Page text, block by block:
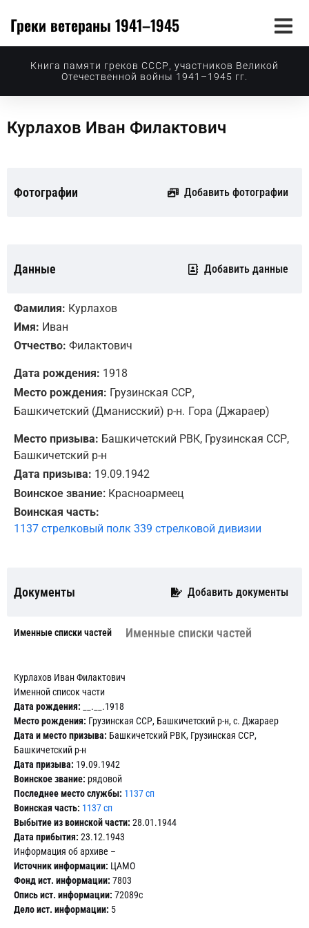
Греки ветераны 1941–1945
Книга памяти греков СССР, участников Великой
Отечественной войны 1941–1945 гг.
Курлахов Иван Филактович
Фотографии Добавить фотографии
Данные Добавить данные
Фамилия: Курлахов
Имя: Иван
Отчество: Филактович
Дата рождения: 1918
Место рождения: Грузинская ССР,
Башкичетский (Дманисский) р-н. Гора (Джараер)
Место призыва: Башкичетский РВК, Грузинская ССР,
Башкичетский р-н
Дата призыва: 19.09.1942
Воинское звание: Красноармеец
Воинская часть:
1137 стрелковый полк 339 стрелковой дивизии
Документы Добавить документы
Именные списки частей Именные списки частей
Курлахов Иван Филактович
Именной список части
Дата рождения: __.__.1918
Место рождения: Грузинская ССР, Башкичетский р-н, с. Джараер
Дата и место призыва: Башкичетский РВК, Грузинская ССР,
Башкичетский р-н
Дата призыва: 19.09.1942
Воинское звание: рядовой
Последнее место службы: 1137 сп
Воинская часть: 1137 сп
Выбытие из воинской части: 28.01.1944
Дата прибытия: 23.12.1943
Информация об архиве –
Источник информации: ЦАМО
Фонд ист. информации: 7803
Опись ист. информации: 72089с
Дело ист. информации: 5